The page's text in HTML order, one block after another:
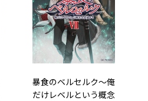
暴食のベルセルク～俺
だけレベルという概念